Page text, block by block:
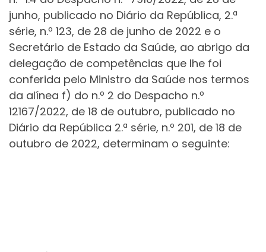
junho, publicado no Diário da República, 2.ª
série, n.º 123, de 28 de junho de 2022 e o
Secretário de Estado da Saúde, ao abrigo da
delegação de competências que lhe foi
conferida pelo Ministro da Saúde nos termos
da alínea f) do n.º 2 do Despacho n.º
12167/2022, de 18 de outubro, publicado no
Diário da República 2.ª série, n.º 201, de 18 de
outubro de 2022, determinam o seguinte: